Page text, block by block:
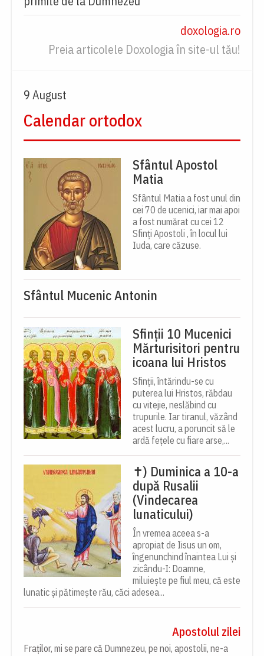
doxologia.ro
Preia articolele Doxologia în site-ul tău!
9 August
Calendar ortodox
Sfântul Apostol
Matia
Sfântul Matia a fost unul din
cei 70 de ucenici, iar mai apoi
a fost numărat cu cei 12
Sfinți Apostoli , în locul lui
Iuda, care căzuse.
Sfântul Mucenic Antonin
Sfinții 10 Mucenici
Mărturisitori pentru
icoana lui Hristos
Sfinții, întărindu-se cu
puterea lui Hristos, răbdau
cu vitejie, neslăbind cu
trupurile. Iar tiranul, văzând
acest lucru, a poruncit să le
ardă fețele cu fiare arse,...
✝) Duminica a 10-a
după Rusalii
(Vindecarea
lunaticului)
În vremea aceea s-a
apropiat de Iisus un om,
îngenunchind înaintea Lui și
zicându-I: Doamne,
miluiește pe fiul meu, că este
lunatic și pătimește rău, căci adesea...
Apostolul zilei
Fraților, mi se pare că Dumnezeu, pe noi, apostolii, ne-a